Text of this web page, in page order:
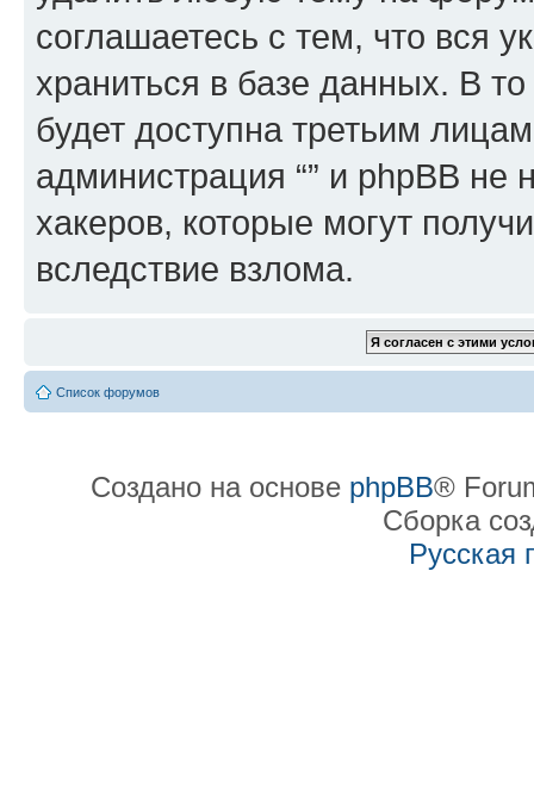
соглашаетесь с тем, что вся
храниться в базе данных. В
будет доступна третьим
администрация “” и phpBB не
хакеров, которые могут
вследствие взлома.
Список форумов
Создано на основе phpBB®
Сборка
Русская